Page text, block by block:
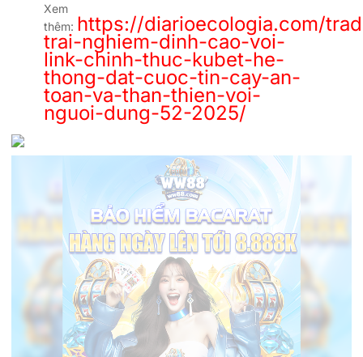
Xem
thêm: https://diarioecologia.com/
trai-nghiem-dinh-cao-voi-
link-chinh-thuc-kubet-he-
thong-dat-cuoc-tin-cay-an-
toan-va-than-thien-voi-
nguoi-dung-52-2025/